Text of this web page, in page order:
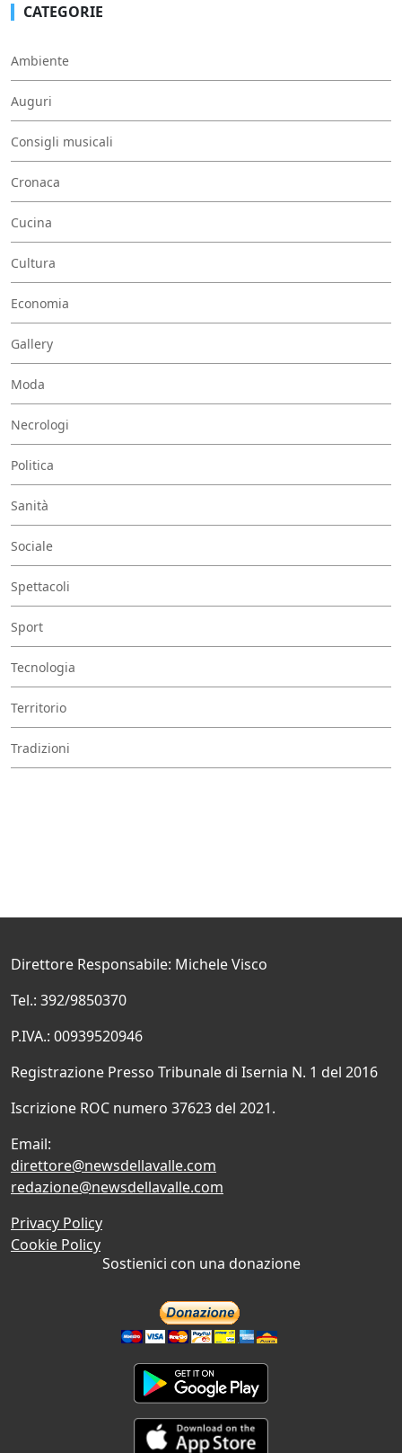
CATEGORIE
Ambiente
Auguri
Consigli musicali
Cronaca
Cucina
Cultura
Economia
Gallery
Moda
Necrologi
Politica
Sanità
Sociale
Spettacoli
Sport
Tecnologia
Territorio
Tradizioni
Direttore Responsabile: Michele Visco
Tel.: 392/9850370
P.IVA.: 00939520946
Registrazione Presso Tribunale di Isernia N. 1 del 2016
Iscrizione ROC numero 37623 del 2021.
Email:
direttore@newsdellavalle.com
redazione@newsdellavalle.com
Privacy Policy
Cookie Policy
Sostienici con una donazione